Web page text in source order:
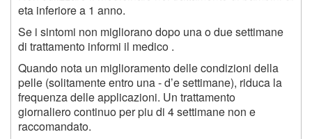
eta inferiore a 1 anno.
Se i sintomi non migliorano dopo una o due settimane
di trattamento informi il medico .
Quando nota un miglioramento delle condizioni della
pelle (solitamente entro una - d’e settimane), riduca la
frequenza delle applicazioni. Un trattamento
giornaliero continuo per piu di 4 settimane non e
raccomandato.